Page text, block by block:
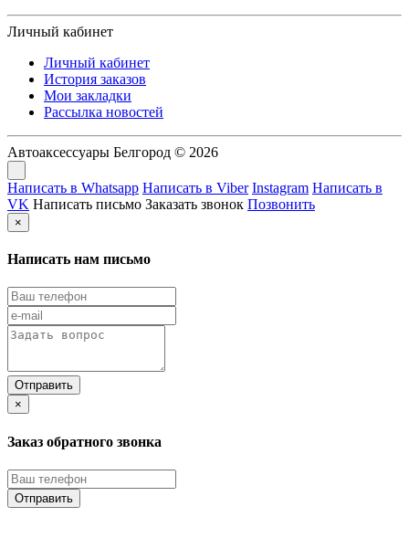
Личный кабинет
Личный кабинет
История заказов
Мои закладки
Рассылка новостей
Автоаксессуары Белгород © 2026
Написать в Whatsapp Написать в Viber Instagram Написать в
VK Написать письмо Заказать звонок Позвонить
×
Написать нам письмо
×
Заказ обратного звонка